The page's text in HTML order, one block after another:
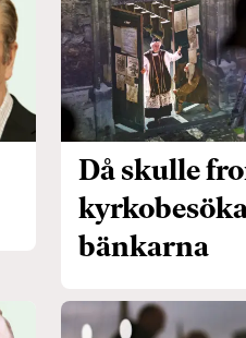
Då skulle
bänkarna